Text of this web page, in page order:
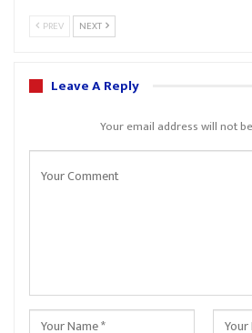
PREV NEXT
Leave A Reply
Your email address will not